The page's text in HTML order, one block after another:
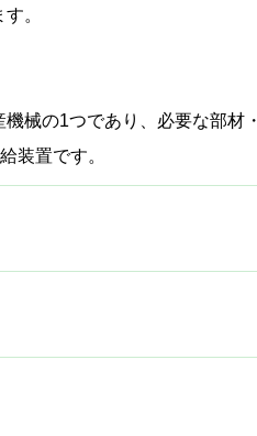
。
械の1つであり、必要な部材・
装置です。